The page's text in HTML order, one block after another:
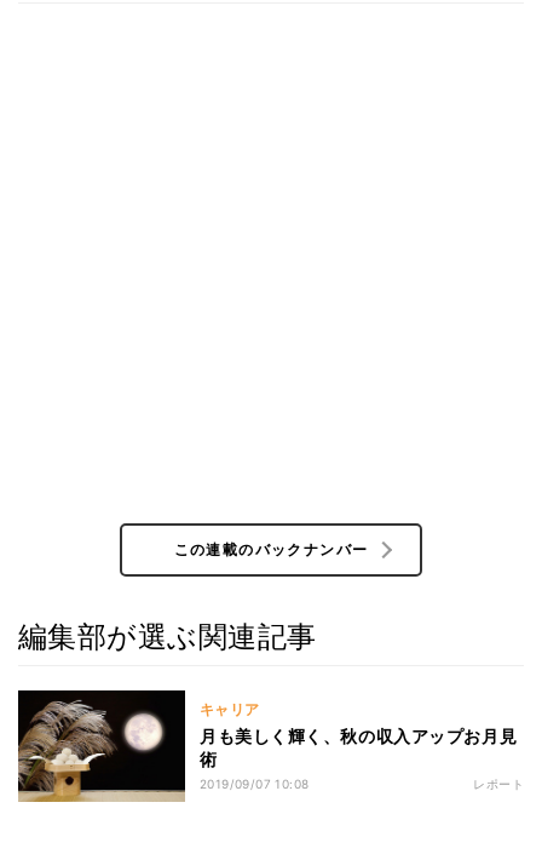
この連載のバックナンバー
編集部が選ぶ関連記事
キャリア
月も美しく輝く、秋の収入アップお月見
術
2019/09/07 10:08 レポート